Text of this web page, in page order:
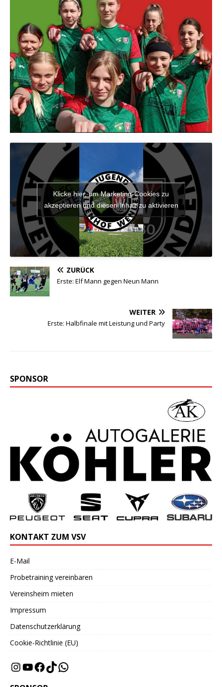
Klicke hier, um Marketing-Cookies zu
akzeptieren und diesen Inhalt zu aktivieren
ZURÜCK
Erste: Elf Mann gegen Neun Mann
WEITER
Erste: Halbfinale mit Leistung und Party
SPONSOR
KONTAKT ZUM VSV
E-Mail
Probetraining vereinbaren
Vereinsheim mieten
Impressum
Datenschutzerklärung
Cookie-Richtlinie (EU)